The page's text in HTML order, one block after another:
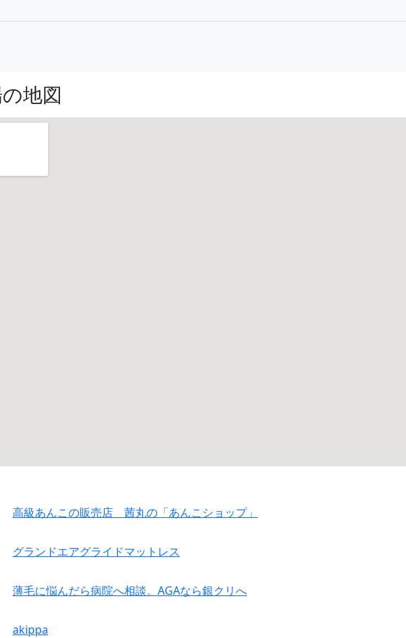
地図
高級あんこの販売店 茜丸の「あんこショップ」
グランドエアグライドマットレス
薄毛に悩んだら病院へ相談。AGAなら銀クリへ
akippa